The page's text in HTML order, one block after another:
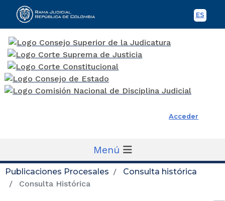
ES
Rama Judicial
Acceder
Menú
Publicaciones Procesales
Consulta histórica
Consulta Histórica